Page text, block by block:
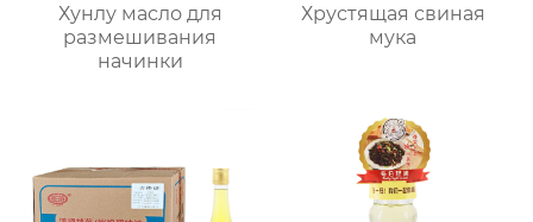
Хунлу масло для
размешивания
начинки
Хрустящая свиная
мука